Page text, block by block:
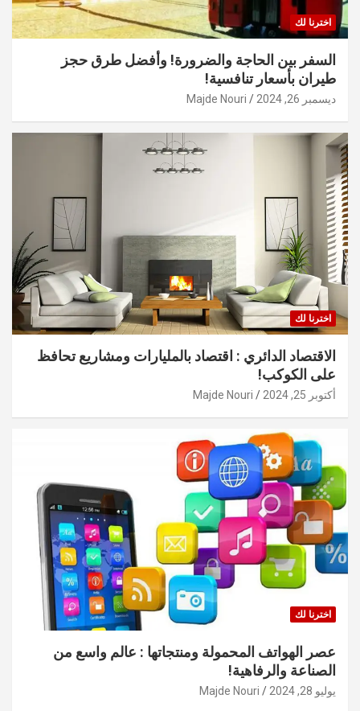
اخترنا لك
السفر بين الحاجة والضرورة! وأفضل طرق حجز
طيران بأسعار تنافسية!
ديسمبر 26, 2024 Majde Nouri
اخترنا لك
الاقتصاد الدائري : اقتصاد بالمليارات ومشاريع تحافظ
على الكوكب!
أكتوبر 25, 2024 Majde Nouri
اخترنا لك
عصر الهواتف المحمولة ومنتجاتها : عالم واسع من
الصناعة والرفاهية!
يوليو 28, 2024 Majde Nouri